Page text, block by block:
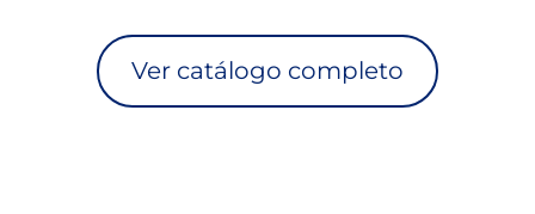
Ver catálogo completo